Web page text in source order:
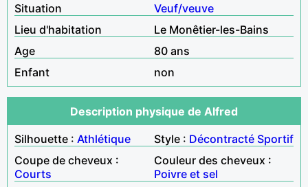
Situation
Veuf/veuve
Lieu d'habitation
Le Monêtier-les-Bains
Age
80 ans
Enfant
non
Description physique de Alfred
Silhouette : Athlétique Style : Décontracté Sportif
Coupe de cheveux :
Courts
Couleur des cheveux :
Poivre et sel